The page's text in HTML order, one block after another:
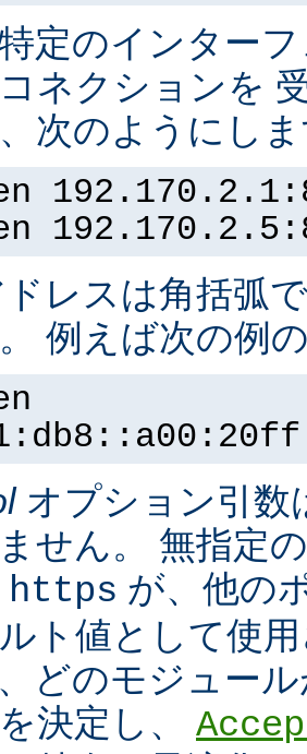
定のインター
ネクションを
次のようにし
ドレスは角括弧
例えば次の例
オプション引数
せん。 無指定
https が、他の
ト値として使
どのモジュー
決定し、